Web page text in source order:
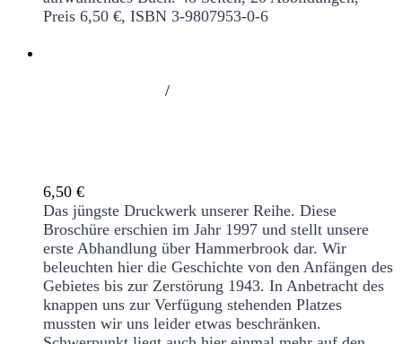
Preis 6,50 €, ISBN 3-9807953-0-6
/
6,50 €
Das jüngste Druckwerk unserer Reihe. Diese
Broschüre erschien im Jahr 1997 und stellt unsere
erste Abhandlung über Hammerbrook dar. Wir
beleuchten hier die Geschichte von den Anfängen des
Gebietes bis zur Zerstörung 1943. In Anbetracht des
knappen uns zur Verfügung stehenden Platzes
mussten wir uns leider etwas beschränken.